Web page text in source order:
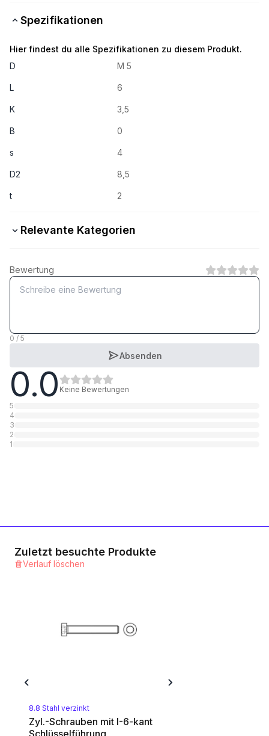
Spezifikationen
Hier findest du alle Spezifikationen zu diesem Produkt.
D
M 5
L 6
K 3,5
B 0
s 4
D2 8,5
t 2
Relevante Kategorien
A4 rostfrei
1 Kategorie
8.8 Stahl verzinkt gelb chromatisiert
1 Kategorie
Bewertung
0 / 5
Absenden
0.0 Keine Bewertungen
5
4
3
2
1
Zuletzt besuchte Produkte
Verlauf löschen
8.8 Stahl verzinkt
Zyl.-Schrauben mit I-6-kant
Schlüsselführung